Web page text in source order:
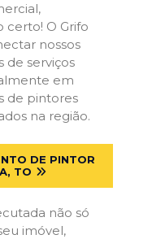
certo! O Grifo
nossos
de serviços
em
de pintores
na região.
DE PINTOR
TO
não só
imóvel,